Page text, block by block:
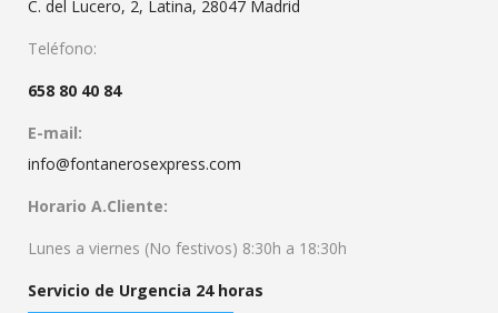
C. del Lucero, 2, Latina, 28047 Madrid
Teléfono:
658 80 40 84
E-mail:
info@fontanerosexpress.com
Horario A.Cliente:
Lunes a viernes (No festivos) 8:30h a 18:30h
Servicio de Urgencia 24 horas